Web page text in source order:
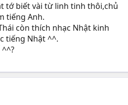
tớ biết vài từ linh tinh thôi,chủ
tiếng Anh.
còn thích nhạc Nhật kinh
tiếng Nhật ^^.
^^?